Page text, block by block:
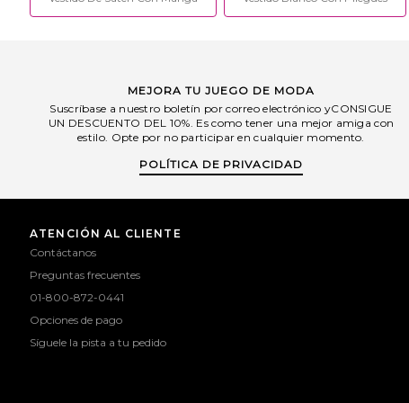
MEJORA TU JUEGO DE MODA
Suscríbase a nuestro boletín por correo electrónico yCONSIGUE
UN DESCUENTO DEL 10%. Es como tener una mejor amiga con
estilo. Opte por no participar en cualquier momento.
POLÍTICA DE PRIVACIDAD
ATENCIÓN AL CLIENTE
Contáctanos
Preguntas frecuentes
01-800-872-0441
Opciones de pago
Síguele la pista a tu pedido